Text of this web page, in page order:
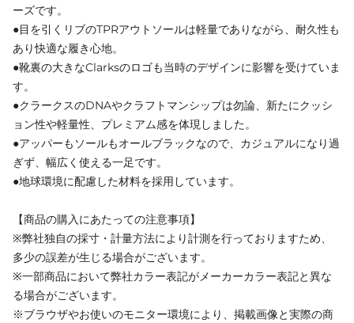
ーズです。
●目を引くリブのTPRアウトソールは軽量でありながら、耐久性も
あり快適な履き心地。
●靴裏の大きなClarksのロゴも当時のデザインに影響を受けていま
す。
●クラークスのDNAやクラフトマンシップは勿論、新たにクッシ
ョン性や軽量性、プレミアム感を体現しました。
●アッパーもソールもオールブラックなので、カジュアルになり過
ぎず、幅広く使える一足です。
●地球環境に配慮した材料を採用しています。
【商品の購入にあたっての注意事項】
※弊社独自の採寸・計量方法により計測を行っておりますため、
多少の誤差が生じる場合がございます。
※一部商品において弊社カラー表記がメーカーカラー表記と異な
る場合がございます。
※ブラウザやお使いのモニター環境により、掲載画像と実際の商